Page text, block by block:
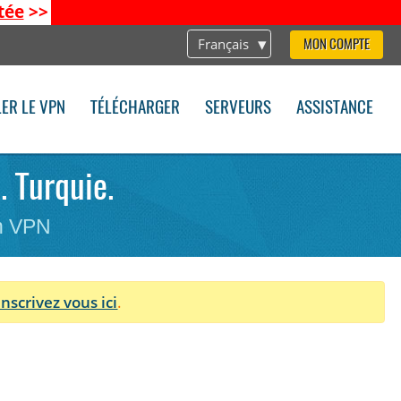
>>
Français MON COMPTE
LE VPN TÉLÉCHARGER SERVEURS ASSISTANCE
Turquie.
VPN
vous ici.